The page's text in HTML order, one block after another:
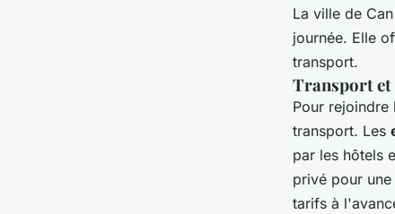
La ville de
journée. Elle
transport.
Transport
Pour
transport. Les
par les hôtels
privé pour
tarifs à